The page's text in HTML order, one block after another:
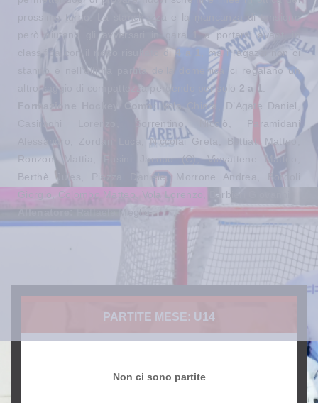
prossimo turno. La stanchezza e la mancanza di tensione
però aiutano gli avversari in gara 1 a portarsi avanti in
classifica con il netto risultato di4 a 1
, ma i ragazzi non ci
stanno e nell’ultima partita della domenica ci regalano un
altro saggio di compattezza perdendo per solo 2 a 1
Formazione Hockey Como:Vola Chiara, D’Agate Daniel,
Casiraghi Lorenzo, Sorrentino Nicolò, Paramidani
Alessandro, Zordan Luca, Niccolai Greta, Bettiati Matteo,
Ronzoni Mattia, Fusini Jacopo (C), Viavattene Matteo,
Berthè Jules, Piazza Daniele, Morrone Andrea, Bordoli
Giorgio, Colombo Matteo, Vola Lorenzo, Barbieri Giovanni.
Allenatore: Raffaele Meglio
PARTITE MESE: U14
Non ci sono partite